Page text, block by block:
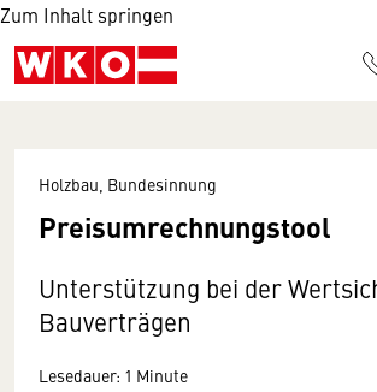
Zum Inhalt springen
Holzbau, Bundesinnung
Preisumrechnungstool
Unterstützung bei der
Bauverträgen
Lesedauer: 1 Minute